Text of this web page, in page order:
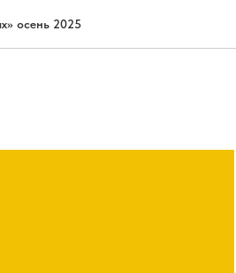
осень 2025